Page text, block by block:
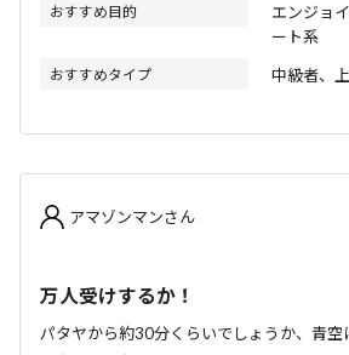
おすすめ目的
エンジョ
ート系
おすすめタイプ 中級者、
アマゾンマンさん
万人受けするか！
パタヤから約30分くらいでしょうか、青